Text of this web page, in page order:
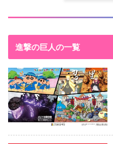
進撃の巨人の一覧